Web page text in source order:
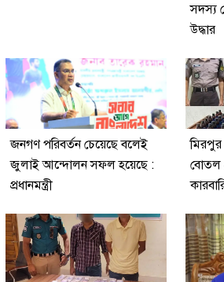
সদস্য
উদ্ধার
জনগণ পরিবর্তন চেয়েছে বলেই
জুলাই আন্দোলন সফল হয়েছে :
প্রধানমন্ত্রী
বোতল